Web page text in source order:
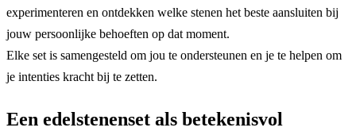
experimenteren en ontdekken welke stenen het beste aansluiten bij
jouw persoonlijke behoeften op dat moment.
Elke set is samengesteld om jou te ondersteunen en je te helpen om
je intenties kracht bij te zetten.
Een edelstenenset als betekenisvol